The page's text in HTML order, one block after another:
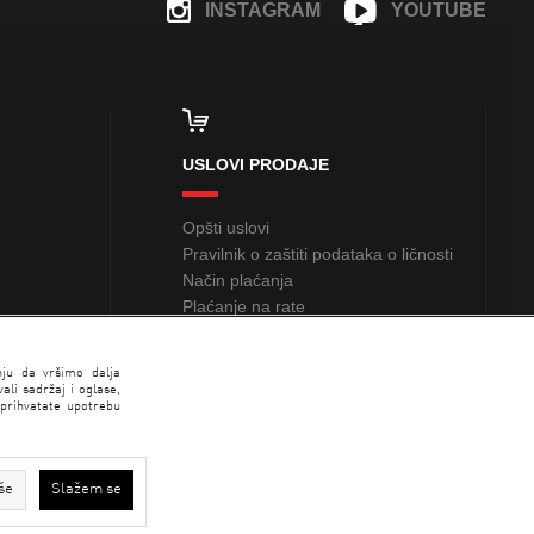
da vršimo dalja
sadržaj i oglase,
upotrebu
Slažem se
YOUTUBE
INSTAGRAM
USLOVI PRODAJE
Opšti uslovi
Pravilnik o zaštiti podataka o ličnosti
Način plaćanja
Plaćanje na rate